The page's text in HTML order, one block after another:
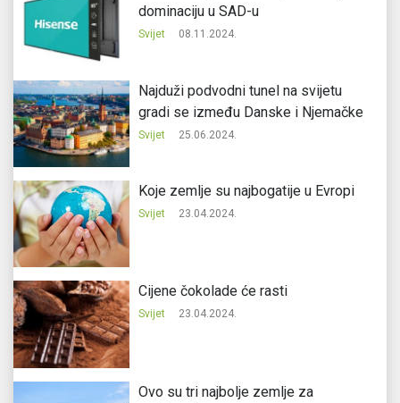
dominaciju u SAD-u
Svijet 08.11.2024.
Najduži podvodni tunel na svijetu
gradi se između Danske i Njemačke
Svijet 25.06.2024.
Koje zemlje su najbogatije u Evropi
Svijet 23.04.2024.
Cijene čokolade će rasti
Svijet 23.04.2024.
Ovo su tri najbolje zemlje za